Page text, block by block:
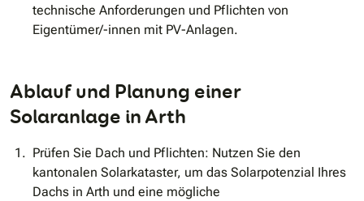
technische Anforderungen und Pflichten von
Eigentümer/-innen mit PV-Anlagen.
Ablauf und Planung einer
Solaranlage in Arth
Prüfen Sie Dach und Pflichten: Nutzen Sie den
kantonalen Solarkataster, um das Solarpotenzial Ihres
Dachs in Arth und eine mögliche